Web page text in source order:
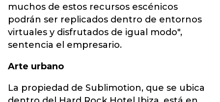
muchos de estos recursos escénicos
podrán ser replicados dentro de entornos
virtuales y disfrutados de igual modo",
sentencia el empresario.
Arte urbano
La propiedad de Sublimotion, que se ubica